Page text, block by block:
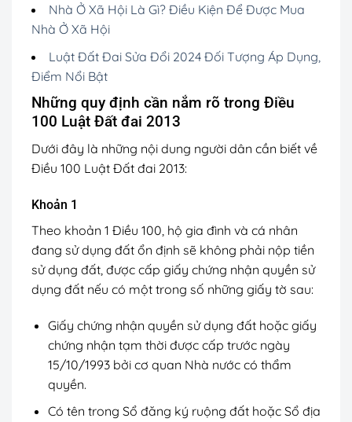
Nhà Ở Xã Hội Là Gì? Điều Kiện Để Được Mua
Nhà Ở Xã Hội
Luật Đất Đai Sửa Đổi 2024 Đối Tượng Áp Dụng,
Điểm Nổi Bật
Những quy định cần nắm rõ trong Điều
100 Luật Đất đai 2013
Dưới đây là những nội dung người dân cần biết về
Điều 100 Luật Đất đai 2013:
Khoản 1
Theo khoản 1 Điều 100, hộ gia đình và cá nhân
đang sử dụng đất ổn định sẽ không phải nộp tiền
sử dụng đất, được cấp giấy chứng nhận quyền sử
dụng đất nếu có một trong số những giấy tờ sau:
Giấy chứng nhận quyền sử dụng đất hoặc giấy
chứng nhận tạm thời được cấp trước ngày
15/10/1993 bởi cơ quan Nhà nước có thẩm
quyền.
Có tên trong Sổ đăng ký ruộng đất hoặc Sổ địa